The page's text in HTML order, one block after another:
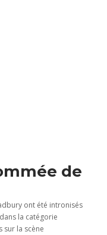
de
ont été intronisés
la catégorie
sur la scène